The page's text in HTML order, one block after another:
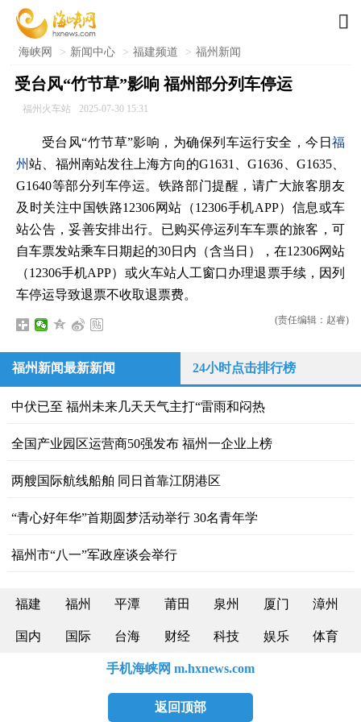

海峡网 > 新闻中心 > 福建频道 > 福州新闻
受台风“竹节草”影响 福州部分列车停运
福州火车站 2025-07-30 15:31
受台风“竹节草”影响，为确保列车运行安全，今日 福
州站、福州南站发往上海方向的G1631、G1636、G1635、
G1640等部分列车停运。铁路部门提醒，请广大旅客朋友
及时关注中国铁路12306网站（12306手机APP）信息或车
站公告，妥善安排出行。已购买停运列车车票的旅客，可
自车票发站乘车日期起的30日内（含当日），在12306网站
（12306手机APP）或火车站人工窗口办理退票手续，因列
车停运导致退票不收取退票费。
(责任编辑：赵睿)
福州新闻最新新闻 24小时点击排行榜
中伏已至 福州未来几天天气主打“雷雨和闷热
全国产业园区运营商50强发布 福州一企业上榜
两艘国际航线船舶 同日首靠江阴港区
“青心好年华”首期圆梦活动举行 30名青年学
福州市“八一”军政座谈会举行
福建 福州 平潭 莆田 泉州 厦门 漳州
国内 国际 台海 财经 科技 娱乐 体育
手机海峡网 m.hxnews.com
返回顶部